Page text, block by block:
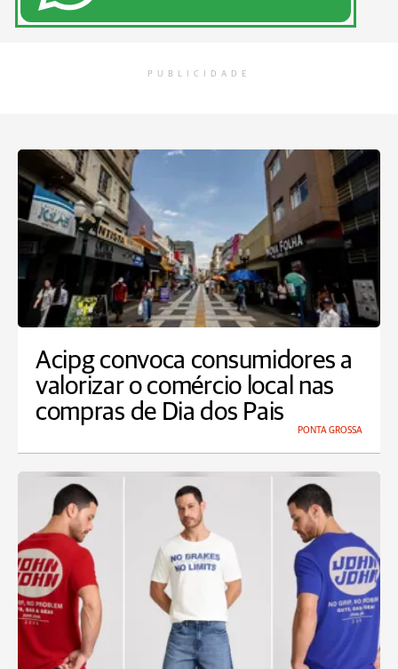
PUBLICIDADE
Acipg convoca consumidores a
valorizar o comércio local nas
compras de Dia dos Pais
PONTA GROSSA